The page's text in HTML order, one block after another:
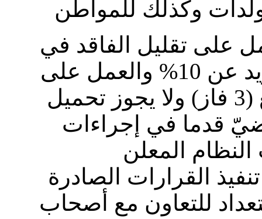
على تقليل الفاقد في
شبكة التوزيع الخاصة بهم بما لا يزيد عن 10% والعمل على
توزان الأحمال بين مغذيات التوزيع (3 فاز) ولا يجوز تحميل
قدما في إجراءات
القرارات الصادرة
للتعاون مع أصحاب